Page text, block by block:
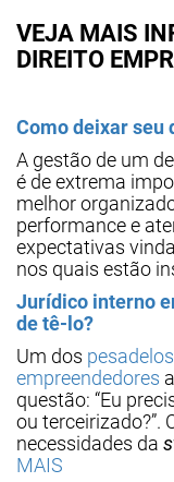
VEJA MAIS
DIREITO
Como deixar seu
A gestão de um
é de extrema
melhor
performance e
expectativas
nos quais estão
Jurídico interno
de tê-lo?
Um dos
empreendedores
questão: “Eu
ou terceirizado?”.
necessidades da
MAIS